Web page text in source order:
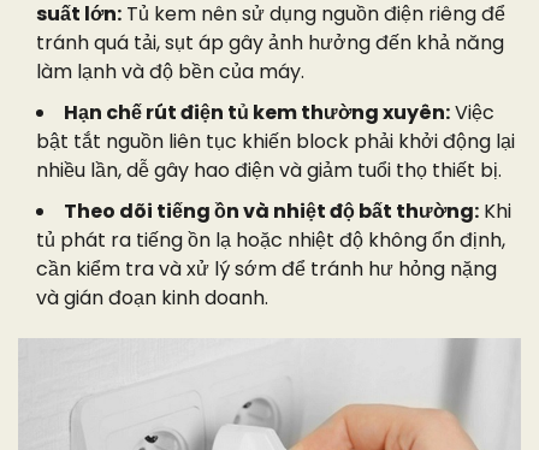
suất lớn: Tủ kem nên sử dụng nguồn điện riêng để
tránh quá tải, sụt áp gây ảnh hưởng đến khả năng
làm lạnh và độ bền của máy.
Hạn chế rút điện tủ kem thường xuyên:Việc
bật tắt nguồn liên tục khiến block phải khởi động lại
nhiều lần, dễ gây hao điện và giảm tuổi thọ thiết bị.
Theo dõi tiếng ồn và nhiệt độ bất thường: Khi
tủ phát ra tiếng ồn lạ hoặc nhiệt độ không ổn định,
cần kiểm tra và xử lý sớm để tránh hư hỏng nặng
và gián đoạn kinh doanh.